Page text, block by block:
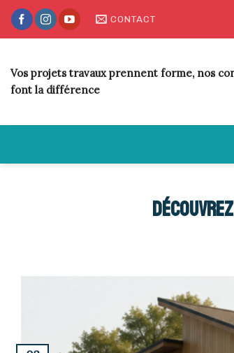
Skip
CONTACT
Vos projets travaux prennent forme, nos
font la différence